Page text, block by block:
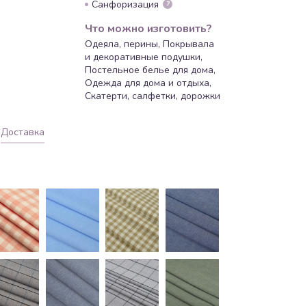
Санфоризация ?
Что можно изготовить?
Одеяла, перины, Покрывала
и декоративные подушки,
Постельное белье для дома,
Одежда для дома и отдыха,
Скатерти, салфетки, дорожки
Доставка